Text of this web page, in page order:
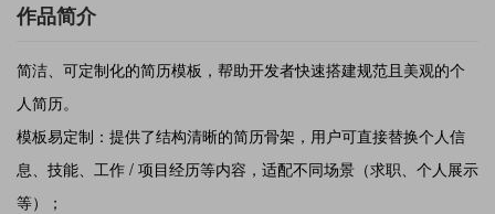
作品简介
简洁、可定制化的简历模板，帮助开发者快速搭建规范且美观的个
人简历。
模板易定制：提供了结构清晰的简历骨架，用户可直接替换个人信
息、技能、工作 / 项目经历等内容，适配不同场景（求职、个人展示
等）；